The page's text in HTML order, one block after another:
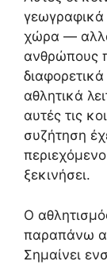
γεωγραφικά
χώρα — αλλά
ανθρώπους
αθλητικά
αυτές τις
συζήτηση
ξεκινήσει.
Ο
παραπάνω
Σημαίνει